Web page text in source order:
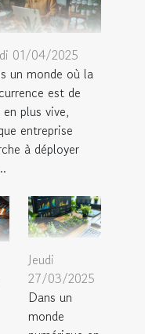
01/04/2025
un monde où la
est de
en plus vive,
entreprise
à déployer
Jeudi
27/03/2025
Dans un
monde